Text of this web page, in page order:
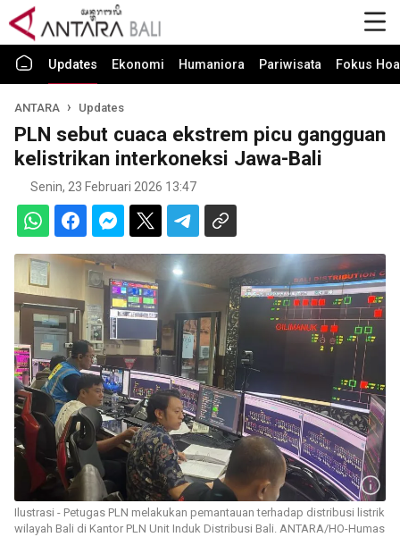
Updates Ekonomi Humaniora Pariwisata Fokus
ANTARA Updates
PLN sebut cuaca ekstrem picu gangguan
kelistrikan interkoneksi Jawa-Bali
Senin, 23 Februari 2026 13:47
Ilustrasi - Petugas PLN melakukan pemantauan terhadap distribusi listrik
wilayah Bali di Kantor PLN Unit Induk Distribusi Bali. ANTARA/HO-Humas